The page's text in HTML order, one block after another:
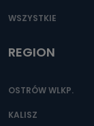
WSZYSTKIE
REGION
OSTRÓW WLKP.
KALISZ